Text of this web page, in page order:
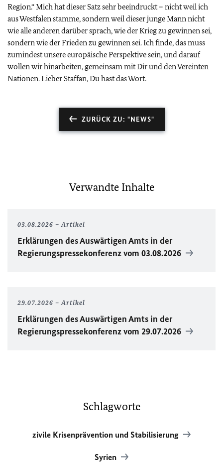
Region.“ Mich hat dieser Satz sehr beeindruckt – nicht weil ich
aus Westfalen stamme, sondern weil dieser junge Mann nicht
wie alle anderen darüber sprach, wie der Krieg zu gewinnen sei,
sondern wie der Frieden zu gewinnen sei. Ich finde, das muss
zumindest unsere europäische Perspektive sein, und darauf
wollen wir hinarbeiten, gemeinsam mit Dir und den Vereinten
Nationen.Lieber Staffan, Du hast das Wort.
ZURÜCK ZU: "NEWS"
Verwandte Inhalte
03.08.2026 Artikel
Erklärungen des Auswärtigen Amts in der
Regierungspressekonferenz vom 03.08.2026
29.07.2026 Artikel
Erklärungen des Auswärtigen Amts in der
Regierungspressekonferenz vom 29.07.2026
Schlagworte
zivile Krisenprävention und Stabilisierung
Syrien